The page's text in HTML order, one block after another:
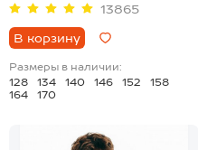
13865
В корзину
Размеры в наличии:
128
134 140 146 152
158
164
170